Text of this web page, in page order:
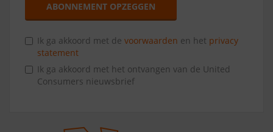
ABONNEMENT OPZEGGEN
Ik ga akkoord met de voorwaarden en het privacy
statement
Ik ga akkoord met het ontvangen van de United
Consumers nieuwsbrief